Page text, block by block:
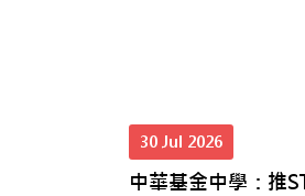
30 Jul 2026
中華基金中學：推